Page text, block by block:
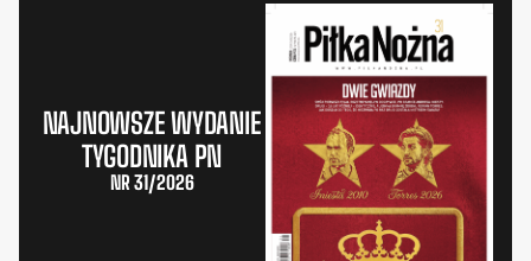
NAJNOWSZE WYDANIE
TYGODNIKA PN
NR 31/2026